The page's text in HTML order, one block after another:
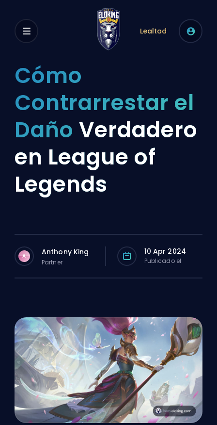
Lealtad
Cómo
Contrarrestar el
Daño Verdadero
en League of
Legends
A Anthony King
Partner
10 Apr 2024
Publicado el